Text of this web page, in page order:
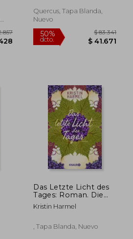
Quercus, Tapa Blanda,
Nuevo
Das Letzte Licht des
Tages: Roman. Die
Dramatische
Résistance-
Französischen Familie
Kristin Harmel
, Tapa Blanda, Nuevo